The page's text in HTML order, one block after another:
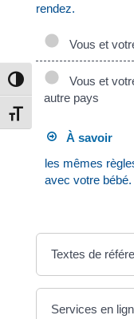
Passer en contraste
Changer la taille de la
rendez.
Vous et
Vous et
autre pays
À savoir
les mêmes
avec votre bébé.
Textes de
Services en